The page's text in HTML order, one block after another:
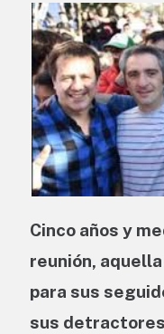
Cinco años y
reunión,
para sus
sus